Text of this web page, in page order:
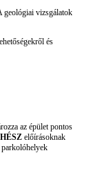
geológiai vizsgálatok
és
az épület pontos
HÉSZ előírásoknak